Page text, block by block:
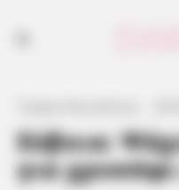
Εύβοια:
για